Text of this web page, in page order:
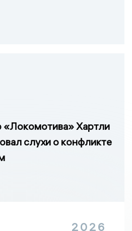
«Локомотива» Хартли
слухи о конфликте
2026